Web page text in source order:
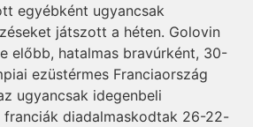
egyébként ugyancsak
játszott a héten. Golovin
előbb, hatalmas bravúrként, 30-
ezüstérmes Franciaország
ugyancsak idegenbeli
franciák diadalmaskodtak 26-22-